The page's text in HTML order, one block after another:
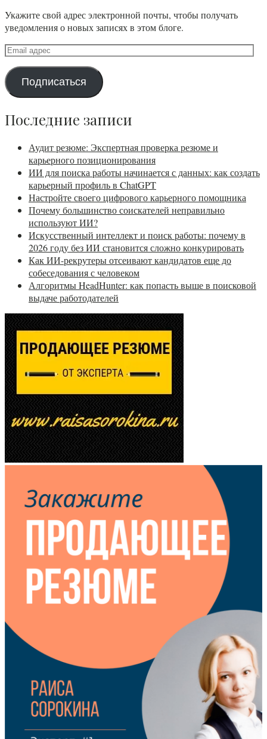
Укажите свой адрес электронной почты, чтобы получать
уведомления о новых записях в этом блоге.
Подписаться
Последние записи
Аудит резюме: Экспертная проверка резюме и
карьерного позиционирования
ИИ для поиска работы начинается с данных: как создать
карьерный профиль в ChatGPT
Настройте своего цифрового карьерного помощника
Почему большинство соискателей неправильно
используют ИИ?
Искусственный интеллект и поиск работы: почему в
2026 году без ИИ становится сложно конкурировать
Как ИИ-рекрутеры отсеивают кандидатов еще до
собеседования с человеком
Алгоритмы HeadHunter: как попасть выше в поисковой
выдаче работодателей